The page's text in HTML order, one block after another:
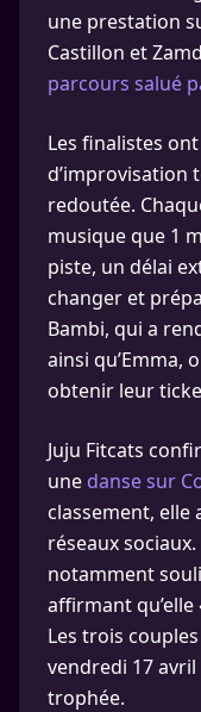
une prestation
Castillon et
parcours salué
Les finalistes
d’improvisation
redoutée.
musique que 1
piste, un délai
changer et
Bambi, qui a
ainsi qu’Emma,
obtenir leur
Juju Fitcats
une danse sur
classement, elle
réseaux
notamment
affirmant
Les trois
vendredi 17
trophée.